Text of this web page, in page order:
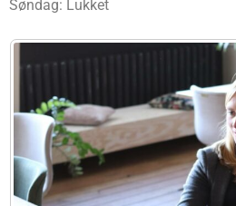
Søndag: Lukket